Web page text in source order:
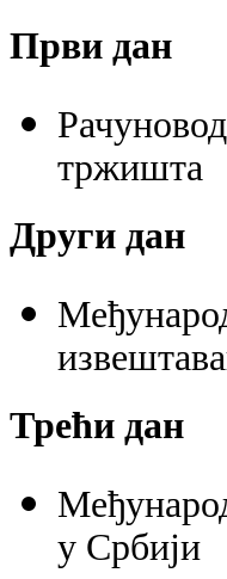
Први дан
тржишта
Други дан
Трећи дан
у Србији